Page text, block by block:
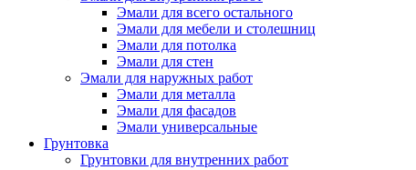
Эмали для всего остального
Эмали для мебели и столешниц
Эмали для потолка
Эмали для стен
Эмали для наружных работ
Эмали для металла
Эмали для фасадов
Эмали универсальные
Грунтовка
Грунтовки для внутренних работ